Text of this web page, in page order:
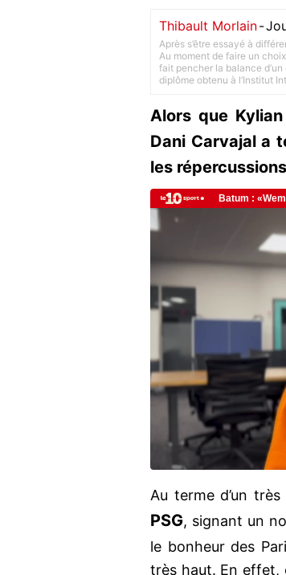
Thibault Morlain-
Après s’être essayé à
Au moment de faire un
fait pencher la balance
diplôme obtenu à l’Institut
Alors que
Dani Carvajal a
les
Au terme d’un
PSG, signant un
le bonheur des
très haut. En effet,